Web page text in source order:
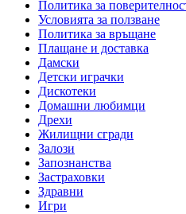
Политика за
Условията за ползване
Политика за връщане
Плащане и доставка
Дамски
Детски играчки
Дискотеки
Домашни любимци
Дрехи
Жилищни сгради
Залози
Запознанства
Застраховки
Здравни
Игри